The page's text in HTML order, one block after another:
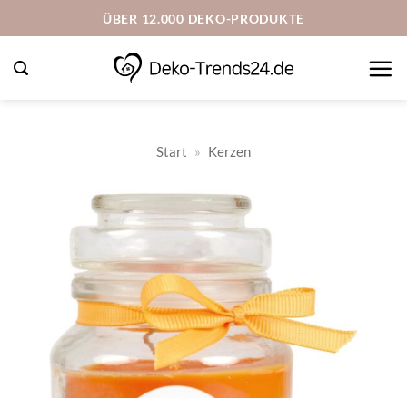
Inhalt
springen
ÜBER 12.000 DEKO-PRODUKTE
Start » Kerzen